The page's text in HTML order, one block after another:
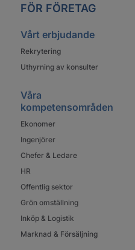
FÖR FÖRETAG
Vårt erbjudande
Rekrytering
Uthyrning av konsulter
Våra
kompetensområden
Ekonomer
Ingenjörer
Chefer & Ledare
HR
Offentlig sektor
Grön omställning
Inköp & Logistik
Marknad & Försäljning